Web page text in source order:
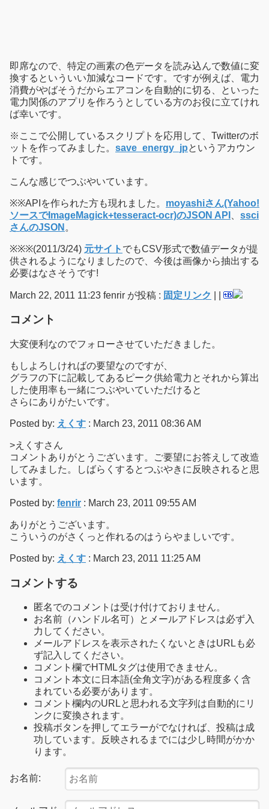
即席なので、特定の画素の色データを読み込んで数値に変
換するといういい加減なコードです。ですが例えば、電力
消費がやばそうだからエアコンを自動的に切る、といった
電力関係のアプリを作ろうとしている方のお役に立てけれ
ば幸いです。
※ここで公開しているスクリプトを応用して、Twitterのボ
ットを作ってみました。 save_energy_jpというアカウン
トです。
こんな感じでつぶやいています。
※※APIを作られた方も現れました。 moyashiさん(Yahoo!
ソースでImageMagick+tesseract-ocr)のJSON API
ssci
さんのJSON 。
※※※(2011/3/24) 元サイト でもCSV形式で数値データが提
供されるようになりましたので、今後は画像から抽出する
必要はなさそうです!
March 22, 2011 11:23 fenrir が投稿 : 固定リンク
コメント
大変便利なのでフォローさせていただきました。
もしよろしければの要望なのですが、
グラフの下に記載してあるピーク供給電力とそれから算出
した使用率も一緒につぶやいていただけると
さらにありがたいです。
Posted by: えくす : March 23, 2011 08:36 AM
>えくすさん
コメントありがとうございます。ご要望にお答えして改造
してみました。しばらくするとつぶやきに反映されると思
います。
Posted by: fenrir : March 23, 2011 09:55 AM
ありがとうございます。
こういうのがさくっと作れるのはうらやましいです。
Posted by: えくす : March 23, 2011 11:25 AM
コメントする
匿名でのコメントは受け付けておりません。
お名前（ハンドル名可）とメールアドレスは必ず入
力してください。
メールアドレスを表示されたくないときはURLも必
ず記入してください。
コメント欄でHTMLタグは使用できません。
コメント本文に日本語(全角文字)がある程度多く含
まれている必要があります。
コメント欄内のURLと思われる文字列は自動的にリ
ンクに変換されます。
投稿ボタンを押してエラーがでなければ、投稿は成
功しています。反映されるまでには少し時間がかか
ります。
お名前: